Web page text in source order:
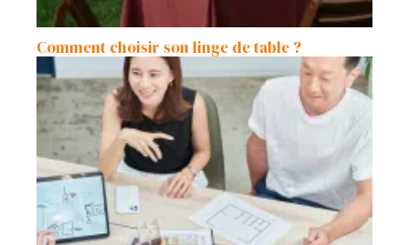
Comment choisir son linge de table ?